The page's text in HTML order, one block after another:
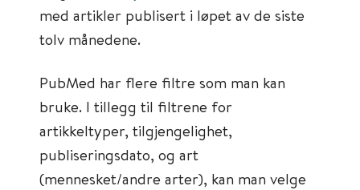
med artikler publisert i løpet av de siste
tolv månedene.
PubMed har flere filtre som man kan
bruke. I tillegg til filtrene for
artikkeltyper, tilgjengelighet,
publiseringsdato, og art
(mennesket/andre arter), kan man velge